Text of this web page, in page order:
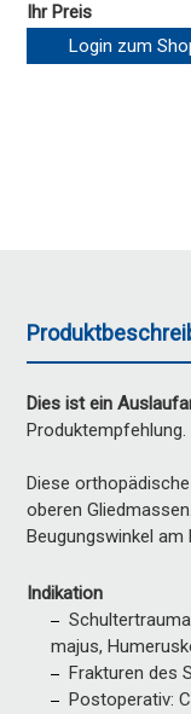
Ihr Preis
Login zum
Dies ist ein
Produktempfehlung.
Diese
oberen
Beugungswinkel am
Indikation
majus,
Frakturen des
Postoperativ: